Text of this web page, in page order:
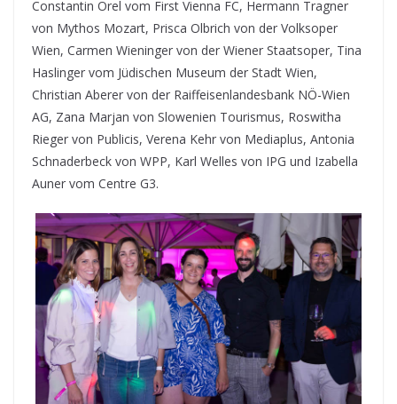
Constantin Orel vom First Vienna FC, Hermann Tragner
von Mythos Mozart, Prisca Olbrich von der Volksoper
Wien, Carmen Wieninger von der Wiener Staatsoper, Tina
Haslinger vom Jüdischen Museum der Stadt Wien,
Christian Aberer von der Raiffeisenlandesbank NÖ-Wien
AG, Zana Marjan von Slowenien Tourismus, Roswitha
Rieger von Publicis, Verena Kehr von Mediaplus, Antonia
Schnaderbeck von WPP, Karl Welles von IPG und Izabella
Auner vom Centre G3.